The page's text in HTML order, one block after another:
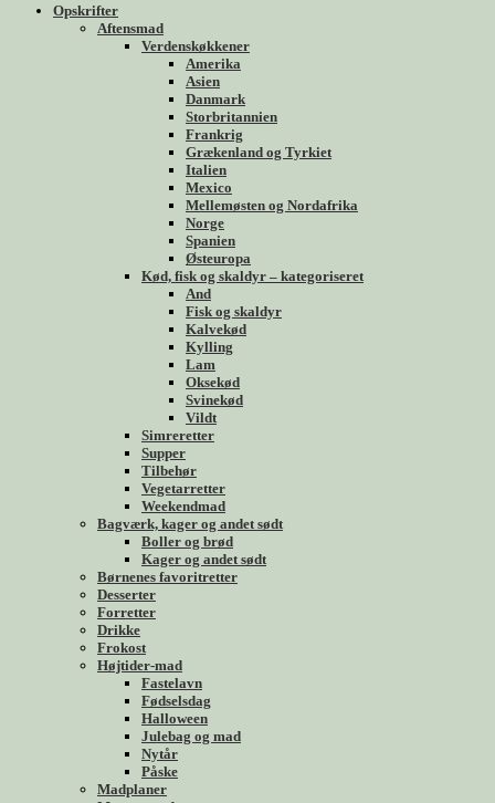
Opskrifter
Aftensmad
Verdenskøkkener
Amerika
Asien
Danmark
Storbritannien
Frankrig
Grækenland og Tyrkiet
Italien
Mexico
Mellemøsten og Nordafrika
Norge
Spanien
Østeuropa
Kød, fisk og skaldyr – kategoriseret
And
Fisk og skaldyr
Kalvekød
Kylling
Lam
Oksekød
Svinekød
Vildt
Simreretter
Supper
Tilbehør
Vegetarretter
Weekendmad
Bagværk, kager og andet sødt
Boller og brød
Kager og andet sødt
Børnenes favoritretter
Desserter
Forretter
Drikke
Frokost
Højtider-mad
Fastelavn
Fødselsdag
Halloween
Julebag og mad
Nytår
Påske
Madplaner